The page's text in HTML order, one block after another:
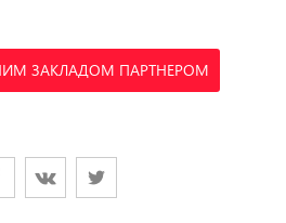
ЗАКЛАДОМ ПАРТНЕРОМ